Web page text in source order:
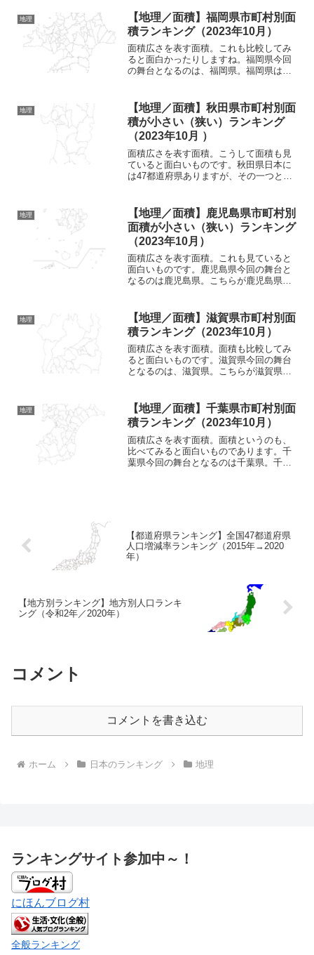
ね。滋賀県は北で福井県、東に岐阜県、
南で三重県、西には京都府と...
地理
【地理／面積】福岡県市町村別面
積ランキング（2023年10月）
面積広さを表す面積。これも比較してみ
ると面白かったりしますね。福岡県今回
の舞台となるのは、福岡県。福岡県はこ
では、最も北に位置している県でもあり
ますね。九州を代表する県...
地理
【地理／面積】秋田県市町村別面
積が小さい（狭い）ランキング
（2023年10月 ）
面積広さを表す面積。こうして面積も見
ていると面白いものです。秋田県日本に
は47都道府県ありますが、その一つとな
です。県の形としてはこうした形。縦に
長いようなところが特徴...
地理
【地理／面積】鹿児島県市町村別
面積が小さい（狭い）ランキング
（2023年10月）
面積広さを表す面積。これも見ていると
面白いものです。鹿児島県今回の舞台と
なるのは鹿児島県。こちらが鹿児島県の
児島県となっていますね。かなり島の数
も多くなっている都道府県...
地理
【地理／面積】滋賀県市町村別面
積ランキング（2023年10月）
面積広さを表す面積。面積も比較してみ
ると面白いものです。滋賀県今回の舞台
となるのは、滋賀県。こちらが滋賀県の
す。滋賀県は北で福井県、東に岐阜県、
南で三重県、西には京都府...
地理
【地理／面積】千葉県市町村別面
積ランキング（2023年10月）
面積広さを表す面積。面積というのも、
比べてみると面白いものであります。千
葉県今回の舞台となるのは千葉県。千葉
【都道府県ランキング】全国47都道府県
人口増減率ランキング（2015年→2020
年）
【地方別ランキング】地方別人口ランキ
ング（令和2年／2020年）
コメント
コメントを書き込む
ホーム 日本のランキング 地理
ランキングサイト参加中～！
にほんブログ村
全般ランキング